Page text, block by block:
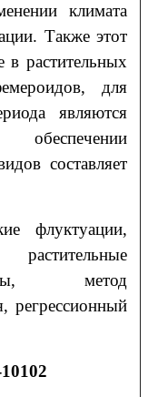
климата
Также этот
в растительных
для
являются
составляет
флуктуации,
метод
регрессионный